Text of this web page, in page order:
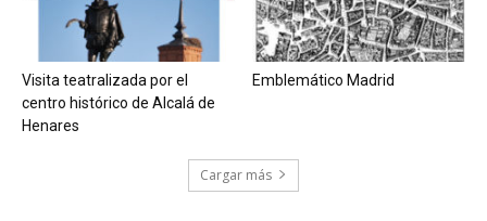
Visita teatralizada por el
centro histórico de Alcalá de
Henares
Emblemático Madrid
Cargar más